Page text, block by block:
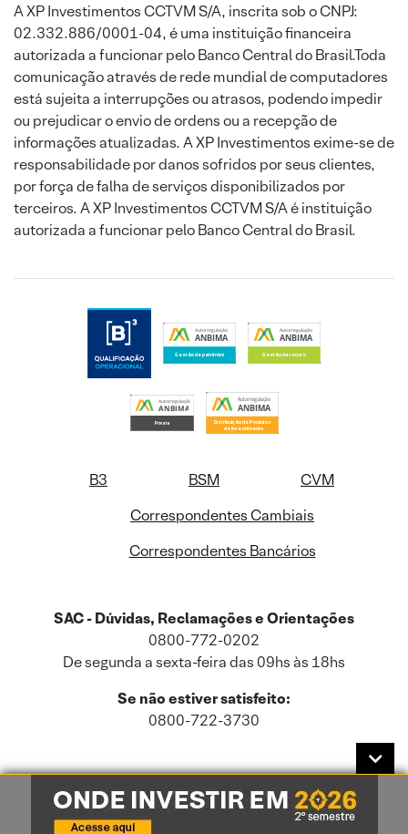
A XP Investimentos CCTVM S/A, inscrita sob o CNPJ:
02.332.886/0001-04, é uma instituição financeira
autorizada a funcionar pelo Banco Central do Brasil.Toda
comunicação através de rede mundial de computadores
está sujeita a interrupções ou atrasos, podendo impedir
ou prejudicar o envio de ordens ou a recepção de
informações atualizadas. A XP Investimentos exime-se de
responsabilidade por danos sofridos por seus clientes,
por força de falha de serviços disponibilizados por
terceiros. A XP Investimentos CCTVM S/A é instituição
autorizada a funcionar pelo Banco Central do Brasil.
B3 BSM
CVM
Correspondentes Cambiais
Correspondentes Bancários
SAC - Dúvidas, Reclamações e Orientações
0800-772-0202
De segunda a sexta-feira das 09hs às 18hs
Se não estiver satisfeito:
0800-722-3730
Este site usa cookies e dados pessoais de acordo com a nossaPolítica de
Cookies
e a nossaPolítica de Privacidade.